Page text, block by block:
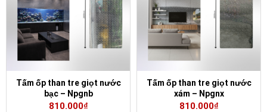
Tấm ốp than tre giọt nước
bạc – Npgnb
810.000₫
Tấm ốp than tre giọt nước
xám – Npgnx
810.000₫